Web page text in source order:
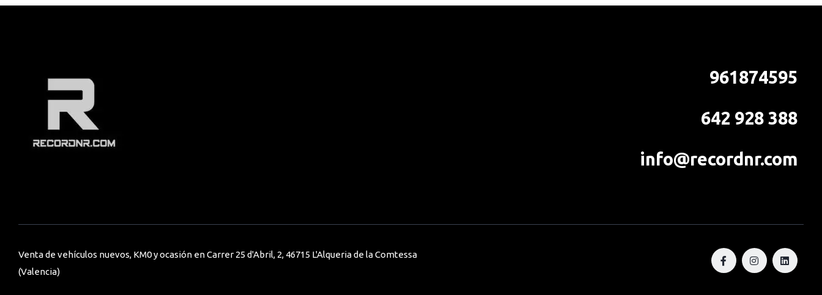
961874595
642 928 388
info@recordnr.com
Venta de vehículos nuevos, KM0 y ocasión en Carrer 25 d'Abril, 2, 46715 L'Alqueria de la Comtessa
(Valencia)